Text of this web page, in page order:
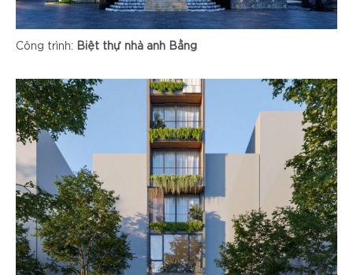
Công trình: Biệt thự nhà anh Bằng